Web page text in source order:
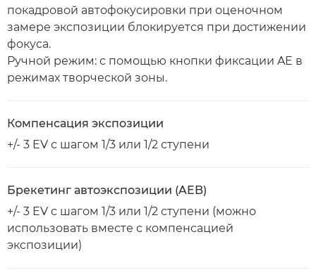
покадровой автофокусировки при оценочном
замере экспозиции блокируется при достижении
фокуса.
Ручной режим: с помощью кнопки фиксации AE в
режимах творческой зоны.
Компенсация экспозиции
+/- 3 EV с шагом 1/3 или 1/2 ступени
Брекетинг автоэкспозиции (AEB)
+/- 3 EV с шагом 1/3 или 1/2 ступени (можно
использовать вместе с компенсацией
экспозиции)